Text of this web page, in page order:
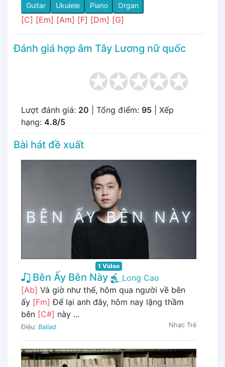
Guitar Ukulele Piano Organ
[C] [Em] [Am] [F] [Dm] [G]
Đánh giá hợp âm Tây Lương nữ quốc
Lượt đánh giá: 20 | Tổng điểm: 95 | Xếp
hạng: 4.8/5
Bài hát đề xuất
1 Video
Bên Ấy Bên Này
Long Cao
[Ab] Và giờ như thế, hôm qua người về bên
ấy [Fm] Để lại anh đây, hôm nay lặng thầm
bên [C#] này ...
Điệu: Ballad Nhạc Trẻ